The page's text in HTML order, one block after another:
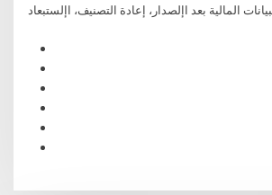
المالية بعد اإلصدار، إعادة التصنيف، اإلستبعاد